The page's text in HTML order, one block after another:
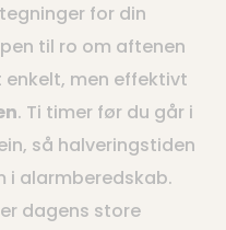
for din
til ro om aftenen
enkelt, men effektivt
. Ti timer før du går i
så halveringstiden
i alarmberedskab.
dagens store